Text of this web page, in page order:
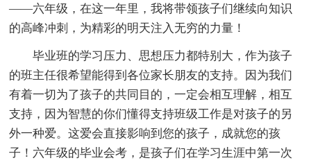
——六年级，在这一年里，我将带领孩子们继续向知识
的高峰冲刺，为精彩的明天注入无穷的力量！
毕业班的学习压力、思想压力都特别大，作为孩子
的班主任很希望能得到各位家长朋友的支持。因为我们
有着一切为了孩子的共同目的，一定会相互理解，相互
支持，因为智慧的你们懂得支持班级工作是对孩子的另
外一种爱。这爱会直接影响到您的孩子，成就您的孩
子！六年级的毕业会考，是孩子们在学习生涯中第一次